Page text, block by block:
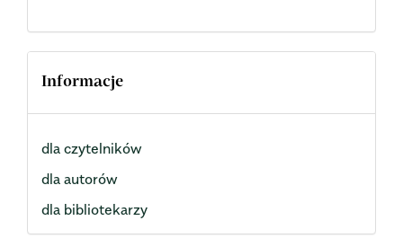
Informacje
dla czytelników
dla autorów
dla bibliotekarzy